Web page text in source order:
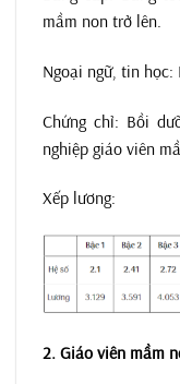
mầm non trở lên.
Ngoại ngữ, tin học:
Chứng chỉ: Bồi
nghiệp giáo viên
Xếp lương:
2. Giáo viên mầm